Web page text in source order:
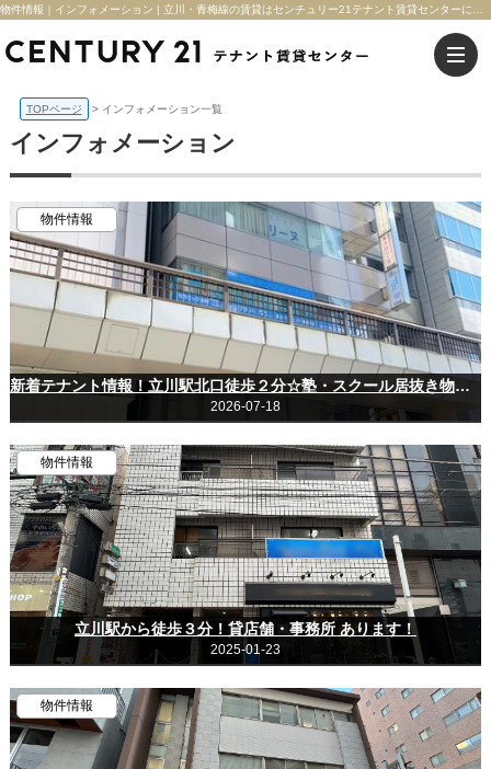
TOPページ インフォメーション一覧
インフォメーション
物件情報
新着テナント情報！立川駅北口徒歩２分☆塾・スクール居抜き物件☆
2026-07-18
物件情報
立川駅から徒歩３分！貸店舗・事務所 あります！
2025-01-23
物件情報